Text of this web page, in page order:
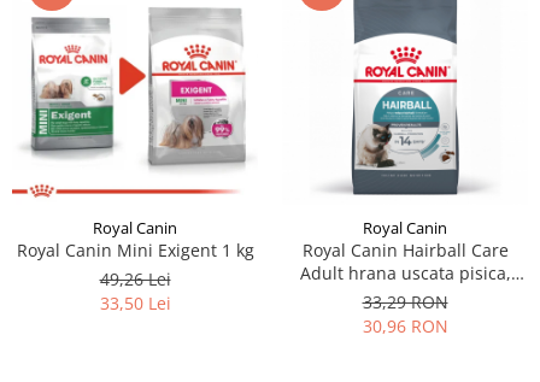
Royal Canin
Royal Canin Mini Exigent 1 kg
49,26 Lei
33,50 Lei
Royal Canin
Royal Canin Hairball Care
Adult hrana uscata pisica,
limitarea ghemurilor de
blana, 400 g
33,29 RON
30,96 RON